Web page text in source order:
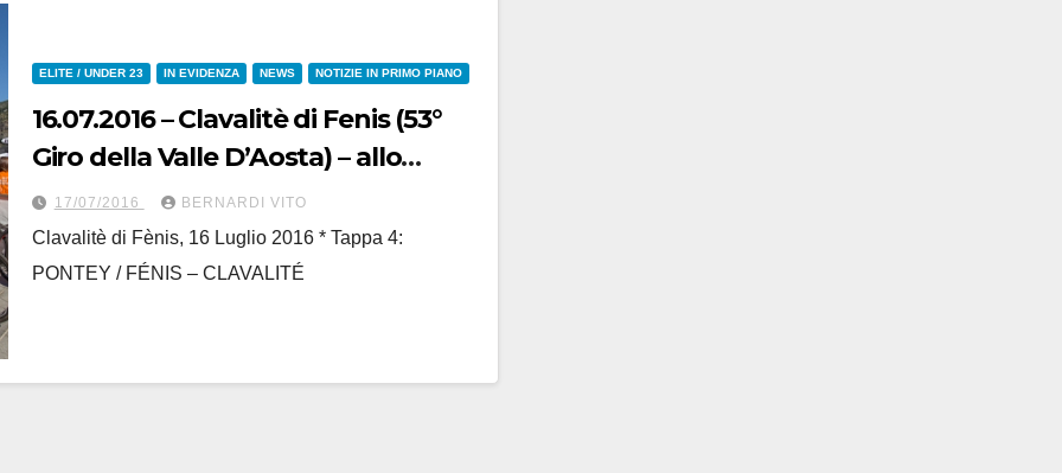
ELITE / UNDER 23 IN EVIDENZA NEWS NOTIZIE IN PRIMO PIANO
16.07.2016 – Clavalitè di Fenis (53°
Giro della Valle D’Aosta) – allo
svizzero Kilian Frankiny il
“Tappone” di Clavalitè
17/07/2016 BERNARDI VITO
Clavalitè di Fènis, 16 Luglio 2016 * Tappa 4:
PONTEY / FÉNIS – CLAVALITÉ